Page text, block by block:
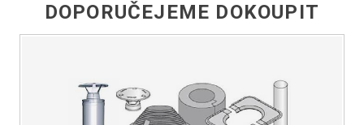
DOPORUČEJEME DOKOUPIT